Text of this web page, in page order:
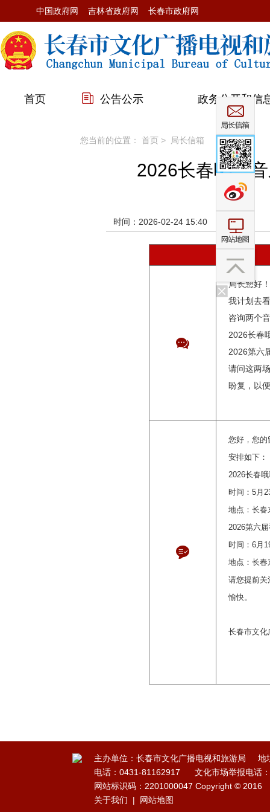
中国政府网 吉林省政府网 长春市政府网
首页 公告公示 政务公开和信
您当前的位置： 首页 > 局长信箱
2026长春哦啦
时间：2026-02-24 15:40
局长您好！
我计划去
咨询两个
2026长春
2026第六
请问这两
盼复，以
您好，您的
安排如下：
2026长春
时间：5月
地点：长春
2026第六
时间：6月
地点：长春
请您提前关
愉快。
长春市文化
主办单位：长春市文化广播电视和旅游局
地
电话：0431-81162917
文化市场举报电话
网站标识码：2201000047 Copyright © 2016
关于我们 | 网站地图